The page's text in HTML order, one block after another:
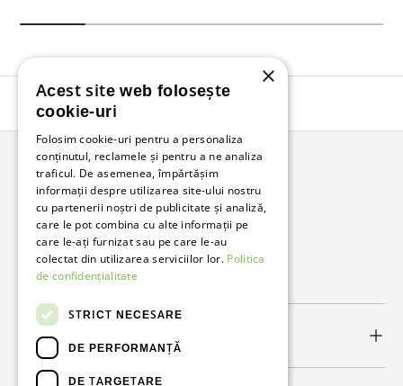
Înapoi în sus
Bunzl Romania
Soluții complete pentru afacerea ta.
FacebookLinkedIn
Link-uri utile
×
Acest site web folosește
cookie-uri
Folosim cookie-uri pentru a personaliza
conținutul, reclamele și pentru a ne analiza
traficul. De asemenea, împărtășim
informații despre utilizarea site-ului nostru
cu partenerii noștri de publicitate și analiză,
care le pot combina cu alte informații pe
care le-ați furnizat sau pe care le-au
colectat din utilizarea serviciilor lor. Politica
de confidențialitate
STRICT NECESARE
DE PERFORMANȚĂ
DE TARGETARE